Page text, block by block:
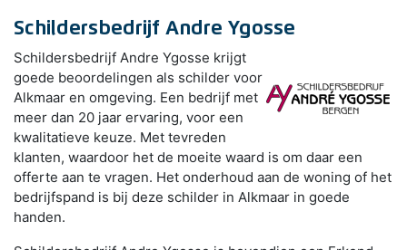
Schildersbedrijf Andre Ygosse
Schildersbedrijf Andre Ygosse krijgt
goede beoordelingen als schilder voor
Alkmaar en omgeving. Een bedrijf met
meer dan 20 jaar ervaring, voor een
kwalitatieve keuze. Met tevreden
klanten, waardoor het de moeite waard is om daar een
offerte aan te vragen. Het onderhoud aan de woning of het
bedrijfspand is bij deze schilder in Alkmaar in goede
handen.